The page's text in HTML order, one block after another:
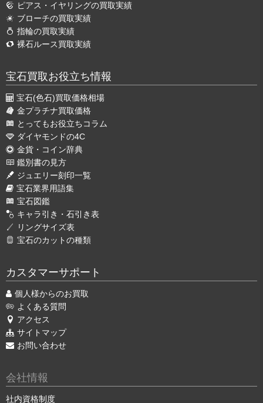
ピアス・イヤリングの買取実績
ブローチの買取実績
指輪の買取実績
裸石ルース買取実績
宝石買取お役立ち情報
宝石(色石)買取価格相場
金プラチナ買取価格
とってもお役立ちコラム
ダイヤモンドの4C
金貨・コイン辞典
鑑別書の見方
ジュエリー刻印一覧
宝石業界用語集
宝石図鑑
キャラ引き・石引き表
リングサイズ表
宝石のカットの種類
カスタマーサポート
個人様からのお買取
よくある質問
アクセス
サイトマップ
お問い合わせ
会社情報
社内資格制度